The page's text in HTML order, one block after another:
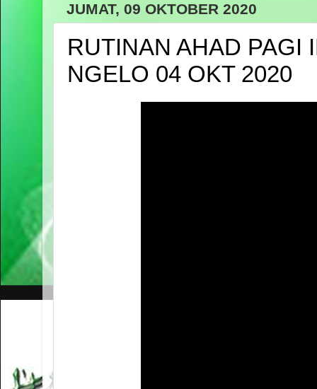
JUMAT, 09 OKTOBER 2020
RUTINAN AHAD PAGI
NGELO 04 OKT 2020